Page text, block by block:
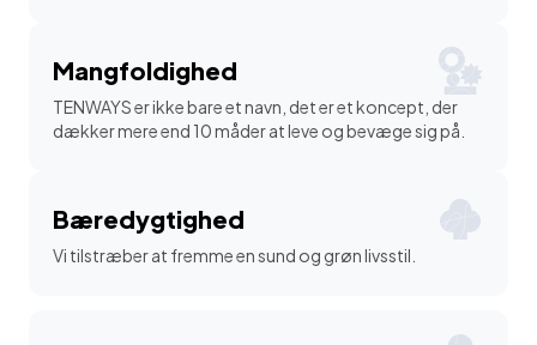
Mangfoldighed
TENWAYS er ikke bare et navn, det er et koncept, der
dækker mere end 10 måder at leve og bevæge sig på.
Bæredygtighed
Vi tilstræber at fremme en sund og grøn livsstil.